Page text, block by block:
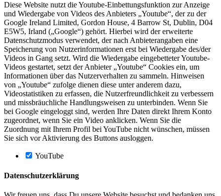
Diese Website nutzt die Youtube-Einbettungsfunktion zur Anzeige
und Wiedergabe von Videos des Anbieters „Youtube“, der zu der
Google Ireland Limited, Gordon House, 4 Barrow St, Dublin, D04
E5W5, Irland („Google“) gehört. Hierbei wird der erweiterte
Datenschutzmodus verwendet, der nach Anbieterangaben eine
Speicherung von Nutzerinformationen erst bei Wiedergabe des/der
Videos in Gang setzt. Wird die Wiedergabe eingebetteter Youtube-
Videos gestartet, setzt der Anbieter „Youtube“ Cookies ein, um
Informationen über das Nutzerverhalten zu sammeln. Hinweisen
von „Youtube“ zufolge dienen diese unter anderem dazu,
Videostatistiken zu erfassen, die Nutzerfreundlichkeit zu verbessern
und missbräuchliche Handlungsweisen zu unterbinden. Wenn Sie
bei Google eingeloggt sind, werden Ihre Daten direkt Ihrem Konto
zugeordnet, wenn Sie ein Video anklicken. Wenn Sie die
Zuordnung mit Ihrem Profil bei YouTube nicht wünschen, müssen
Sie sich vor Aktivierung des Buttons ausloggen.
YouTube
Datenschutzerklärung